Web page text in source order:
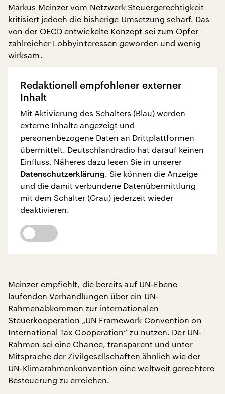
Markus Meinzer vom Netzwerk Steuergerechtigkeit
kritisiert jedoch die bisherige Umsetzung scharf. Das
von der OECD entwickelte Konzept sei zum Opfer
zahlreicher Lobbyinteressen geworden und wenig
wirksam.
Redaktionell empfohlener externer
Inhalt
Mit Aktivierung des Schalters (Blau) werden
externe Inhalte angezeigt und
personenbezogene Daten an Drittplattformen
übermittelt. Deutschlandradio hat darauf keinen
Einfluss. Näheres dazu lesen Sie in unserer
Datenschutzerklärung . Sie können die Anzeige
und die damit verbundene Datenübermittlung
mit dem Schalter (Grau) jederzeit wieder
deaktivieren.
Meinzer empfiehlt, die bereits auf UN-Ebene
laufenden Verhandlungen über ein UN-
Rahmenabkommen zur internationalen
Steuerkooperation „UN Framework Convention on
International Tax Cooperation“ zu nutzen. Der UN-
Rahmen sei eine Chance, transparent und unter
Mitsprache der Zivilgesellschaften ähnlich wie der
UN-Klimarahmenkonvention eine weltweit gerechtere
Besteuerung zu erreichen.